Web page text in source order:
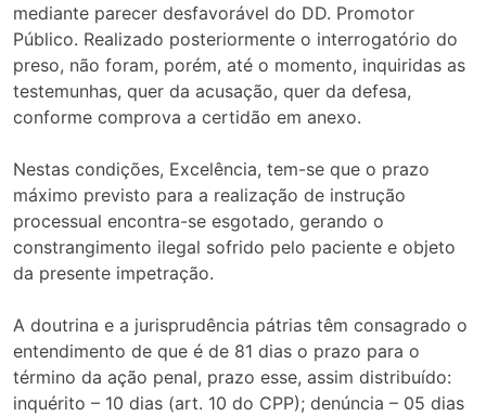
mediante parecer desfavorável do DD. Promotor
Público. Realizado posteriormente o interrogatório do
preso, não foram, porém, até o momento, inquiridas as
testemunhas, quer da acusação, quer da defesa,
conforme comprova a certidão em anexo.
Nestas condições, Excelência, tem-se que o prazo
máximo previsto para a realização de instrução
processual encontra-se esgotado, gerando o
constrangimento ilegal sofrido pelo paciente e objeto
da presente impetração.
A doutrina e a jurisprudência pátrias têm consagrado o
entendimento de que é de 81 dias o prazo para o
término da ação penal, prazo esse, assim distribuído:
inquérito – 10 dias (art. 10 do CPP); denúncia – 05 dias